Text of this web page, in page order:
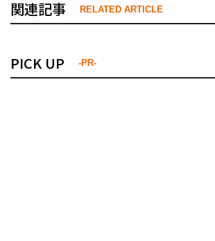
関連記事 RELATED ARTICLE
PICK UP -PR-